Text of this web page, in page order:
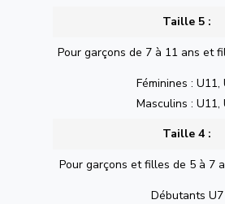
Taille 5 :
Pour garçons de 7 à 11 ans et
Féminines : U11,
Masculins : U11,
Taille 4 :
Pour garçons et filles de 5 à 7
Débutants U7